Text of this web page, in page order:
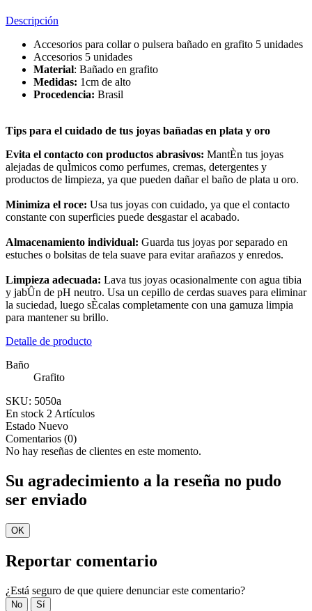
Descripción
Accesorios para collar o pulsera bañado en grafito 5 unidades
Accesorios 5 unidades
Material: Bañado en grafito
Medidas: 1cm de alto
Procedencia: Brasil
Tips para el cuidado de tus joyas bañadas en plata y oro
Evita el contacto con productos abrasivos: MantÈn tus joyas
alejadas de quÌmicos como perfumes, cremas, detergentes y
productos de limpieza, ya que pueden dañar el baño de plata u oro.
Minimiza el roce: Usa tus joyas con cuidado, ya que el contacto
constante con superficies puede desgastar el acabado.
Almacenamiento individual: Guarda tus joyas por separado en
estuches o bolsitas de tela suave para evitar arañazos y enredos.
Limpieza adecuada: Lava tus joyas ocasionalmente con agua tibia
y jabÛn de pH neutro. Usa un cepillo de cerdas suaves para eliminar
la suciedad, luego sÈcalas completamente con una gamuza limpia
para mantener su brillo.
Detalle de producto
Baño
Grafito
SKU: 5050a
En stock 2 Artículos
Estado Nuevo
Comentarios (0)
No hay reseñas de clientes en este momento.
Su agradecimiento a la reseña no pudo
ser enviado
OK
Reportar comentario
¿Está seguro de que quiere denunciar este comentario?
No Sí